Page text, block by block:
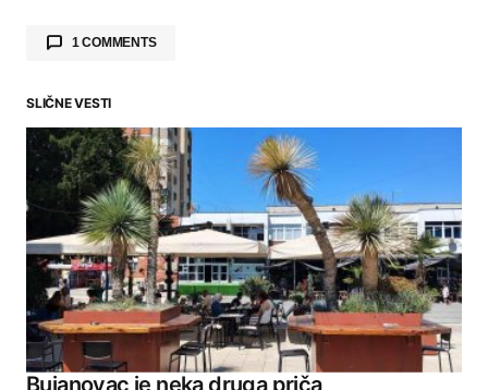
1 COMMENTS
09.05.2026. at 17:22
Cena goriva je slicna kao i u Nemackoj… a
da li je Standard isti?
Reply
Your email address will not be published.
SLIČNE VESTI
Bujanovac je neka druga priča